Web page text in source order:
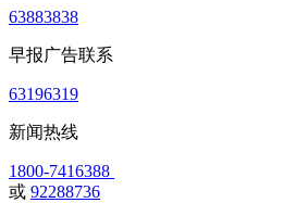
63883838
早报广告联系
63196319
新闻热线
1800-7416388
或 92288736